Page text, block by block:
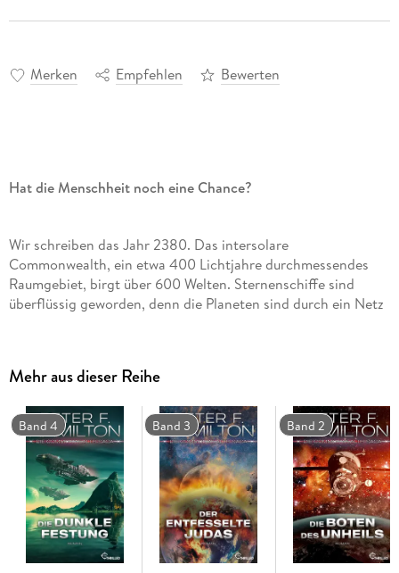
Merken Empfehlen Bewerten
Hat die Menschheit noch eine Chance?
Wir schreiben das Jahr 2380. Das intersolare
Commonwealth, ein etwa 400 Lichtjahre durchmessendes
Raumgebiet, birgt über 600 Welten. Sternenschiffe sind
überflüssig geworden, denn die Planeten sind durch ein Netz
Moment auf den anderen. Da er zu weit vom nächsten
Wurmloch entfernt liegt, wird eigens ein überlichtschnelles
Schiff gebaut. Seine Mission: herauszufinden, ob das
Phänomen eine Bedrohung darstellt. Bald stellt sich heraus,
dass es nie eine größere Bedrohung für die Menschheit gab .
Der packende Auftakt zur spannungsgeladenen Science
Fiction Saga des Bestseller-Autors Peter F. Hamilton.
Mehr aus dieser Reihe
Band 4 Band 3 Band 2